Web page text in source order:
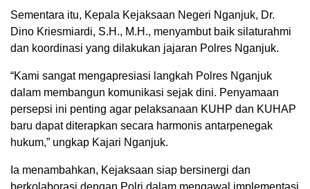
Sementara itu, Kepala Kejaksaan Negeri Nganjuk, Dr.
Dino Kriesmiardi, S.H., M.H., menyambut baik silaturahmi
dan koordinasi yang dilakukan jajaran Polres Nganjuk.
“Kami sangat mengapresiasi langkah Polres Nganjuk
dalam membangun komunikasi sejak dini. Penyamaan
persepsi ini penting agar pelaksanaan KUHP dan KUHAP
baru dapat diterapkan secara harmonis antarpenegak
hukum,” ungkap Kajari Nganjuk.
Ia menambahkan, Kejaksaan siap bersinergi dan